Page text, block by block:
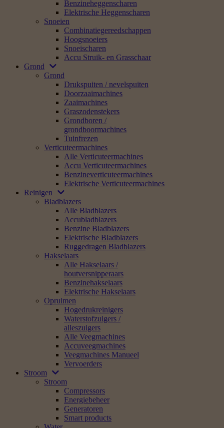
Benzineheggenscharen
Elektrische Heggenscharen
Snoeien
Combinatiegereedschappen
Hoogsnoeiers
Snoeischaren
Accu Struik- en Grasschaar
Grond
Grond
Drukspuiten / nevelspuiten
Doorzaaimachines
Zaaimachines
Graszodenstekers
Grondboren /
grondboormachines
Tuinfrezen
Verticuteermachines
Alle Verticuteermachines
Accu Verticuteermachines
Benzineverticuteermachines
Elektrische Verticuteermachines
Reinigen
Bladblazers
Alle Bladblazers
Accubladblazers
Benzine Bladblazers
Elektrische Bladblazers
Ruggedragen Bladblazers
Hakselaars
Alle Hakselaars /
houtversnipperaars
Benzinehakselaars
Elektrische Hakselaars
Opruimen
Hogedrukreinigers
Waterstofzuigers /
alleszuigers
Alle Veegmachines
Accuveegmachines
Veegmachines Manueel
Vervoerders
Stroom
Stroom
Compressors
Energiebeheer
Generatoren
Smart products